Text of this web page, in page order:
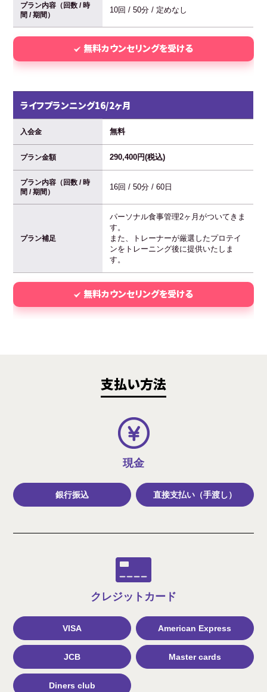
プラン内容（回数 / 時
間 / 期間）
10回 / 50分 / 定めなし
無料カウンセリングを受ける
ライフプランニング16/2ヶ月
入会金 無料
プラン金額 290,400円(税込)
プラン内容（回数 / 時
間 / 期間）
16回 / 50分 / 60日
プラン補足
パーソナル食事管理2ヶ月がついてきま
す。
また、トレーナーが厳選したプロテイ
ンをトレーニング後に提供いたしま
す。
無料カウンセリングを受ける
支払い方法
現金
銀行振込 直接支払い（手渡し）
クレジット カード
VISA American Express
JCB Master cards
Diners club